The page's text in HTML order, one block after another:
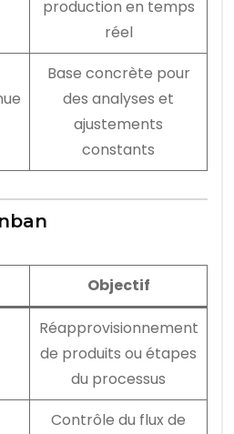
production en temps
réel
Base concrète pour
des analyses et
ajustements
constants
Objectif
Réapprovisionnement
de produits ou étapes
du processus
Contrôle du flux de